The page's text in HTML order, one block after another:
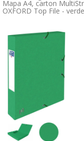
Mapa A4, carton
OXFORD Top File - verde